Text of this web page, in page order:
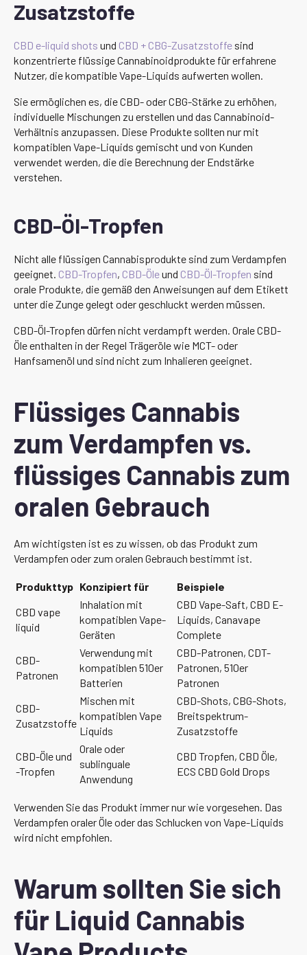
Zusatzstoffe
CBD e-liquid shots und CBD + CBG-Zusatzstoffe sind
konzentrierte flüssige Cannabinoidprodukte für erfahrene
Nutzer, die kompatible Vape-Liquids aufwerten wollen.
Sie ermöglichen es, die CBD- oder CBG-Stärke zu erhöhen,
individuelle Mischungen zu erstellen und das Cannabinoid-
Verhältnis anzupassen. Diese Produkte sollten nur mit
kompatiblen Vape-Liquids gemischt und von Kunden
verwendet werden, die die Berechnung der Endstärke
verstehen.
CBD-Öl-Tropfen
Nicht alle flüssigen Cannabisprodukte sind zum Verdampfen
geeignet. CBD-Tropfen, CBD-Öleund CBD-Öl-Tropfen sind
orale Produkte, die gemäß den Anweisungen auf dem Etikett
unter die Zunge gelegt oder geschluckt werden müssen.
CBD-Öl-Tropfen dürfen nicht verdampft werden. Orale CBD-
Öle enthalten in der Regel Trägeröle wie MCT- oder
Hanfsamenöl und sind nicht zum Inhalieren geeignet.
Flüssiges Cannabis
zum Verdampfen vs.
flüssiges Cannabis zum
oralen Gebrauch
Am wichtigsten ist es zu wissen, ob das Produkt zum
Verdampfen oder zum oralen Gebrauch bestimmt ist.
Produkttyp Konzipiert für
Beispiele
CBD vape
liquid
Inhalation mit
kompatiblen Vape-
Geräten
CBD Vape-Saft, CBD E-
Liquids, Canavape
Complete
CBD-
Patronen
Verwendung mit
kompatiblen 510er
Batterien
CBD-Patronen, CDT-
Patronen, 510er
Patronen
CBD-
Zusatzstoffe
Mischen mit
kompatiblen Vape
Liquids
CBD-Shots, CBG-Shots,
Breitspektrum-
Zusatzstoffe
CBD-Öle und
-Tropfen
Orale oder
sublinguale
Anwendung
CBD Tropfen, CBD Öle,
ECS CBD Gold Drops
Verwenden Sie das Produkt immer nur wie vorgesehen. Das
Verdampfen oraler Öle oder das Schlucken von Vape-Liquids
wird nicht empfohlen.
Warum sollten Sie sich
für Liquid Cannabis